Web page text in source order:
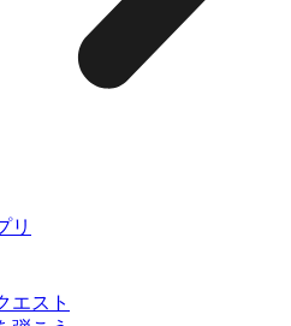
リ
エスト